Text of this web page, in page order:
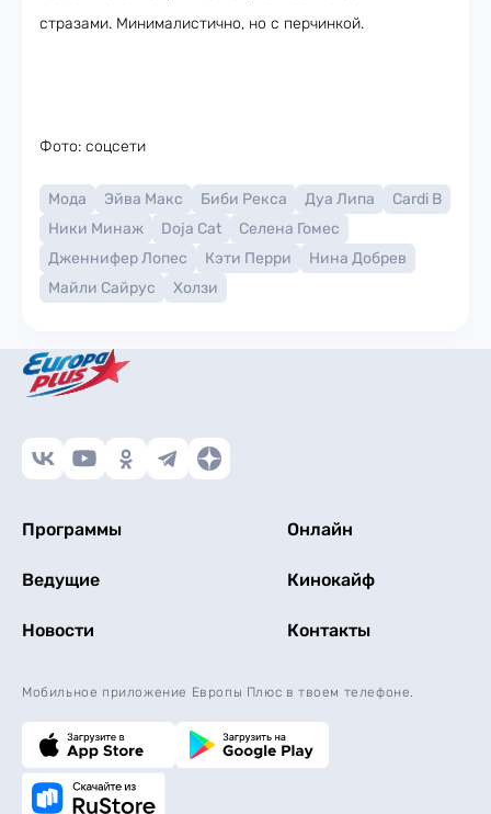
стразами. Минималистично, но с перчинкой.
Фото: соцсети
Мода Эйва Макс Биби Рекса Дуа Липа
Cardi B
Ники Минаж
Doja Cat
Селена Гомес
Дженнифер Лопес
Кэти Перри
Нина Добрев
Майли Сайрус
Холзи
Программы Онлайн
Ведущие Кинокайф
Новости Контакты
Мобильное приложение Европы Плюс в твоем телефоне.